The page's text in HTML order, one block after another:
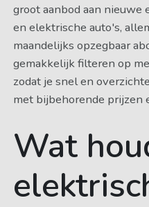
groot aanbod aan
en elektrische auto's,
maandelijks opzegbaar
gemakkelijk filteren op
zodat je snel en
met bijbehorende prijzen
Wat